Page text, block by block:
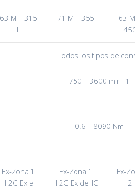
63 M – 315
L
71 M – 355
63
Todos los tipos de
750 – 3600 min -1
0.6 – 8090 Nm
Ex-Zona 1
II 2G Ex e
Ex-Zona 1
II 2G Ex de IIC
Ex-
2